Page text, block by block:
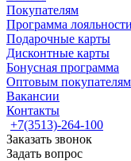
Покупателям
Программа лояльности
Подарочные карты
Дисконтные карты
Бонусная программа
Оптовым покупателям
Вакансии
Контакты
+7(3513)-264-100
Заказать звонок
Задать вопрос